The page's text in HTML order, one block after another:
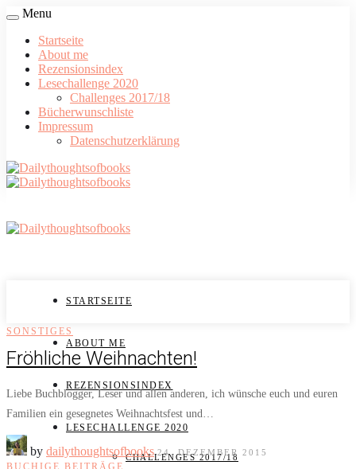
Menu
Startseite
About me
Rezensionsindex
Lesechallenge 2020
Challenges 2017/18
Bücherwunschliste
Impressum
Datenschutzerklärung
STARTSEITE
ABOUT ME
REZENSIONSINDEX
LESECHALLENGE 2020
CHALLENGES 2017/18
SONSTIGES
Fröhliche Weihnachten!
Liebe Buchblogger, Leser und allen anderen, ich wünsche euch und euren
Familien ein gesegnetes Weihnachtsfest und…
by dailythoughtsofbooks 24. DEZEMBER 2015
BUCHIGE BEITRÄGE